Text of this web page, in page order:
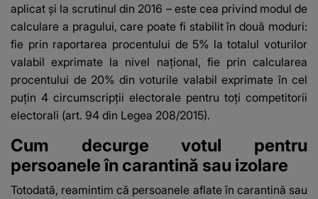
aplicat şi la scrutinul din 2016 – este cea privind modul de
calculare a pragului, care poate fi stabilit în două moduri:
fie prin raportarea procentului de 5% la totalul voturilor
valabil exprimate la nivel naţional, fie prin calcularea
procentului de 20% din voturile valabil exprimate în cel
puţin 4 circumscripţii electorale pentru toţi competitorii
electorali (art. 94 din Legea 208/2015).
Cum decurge votul pentru
persoanele în carantină sau izolare
Totodată, reamintim că persoanele aflate în carantină sau